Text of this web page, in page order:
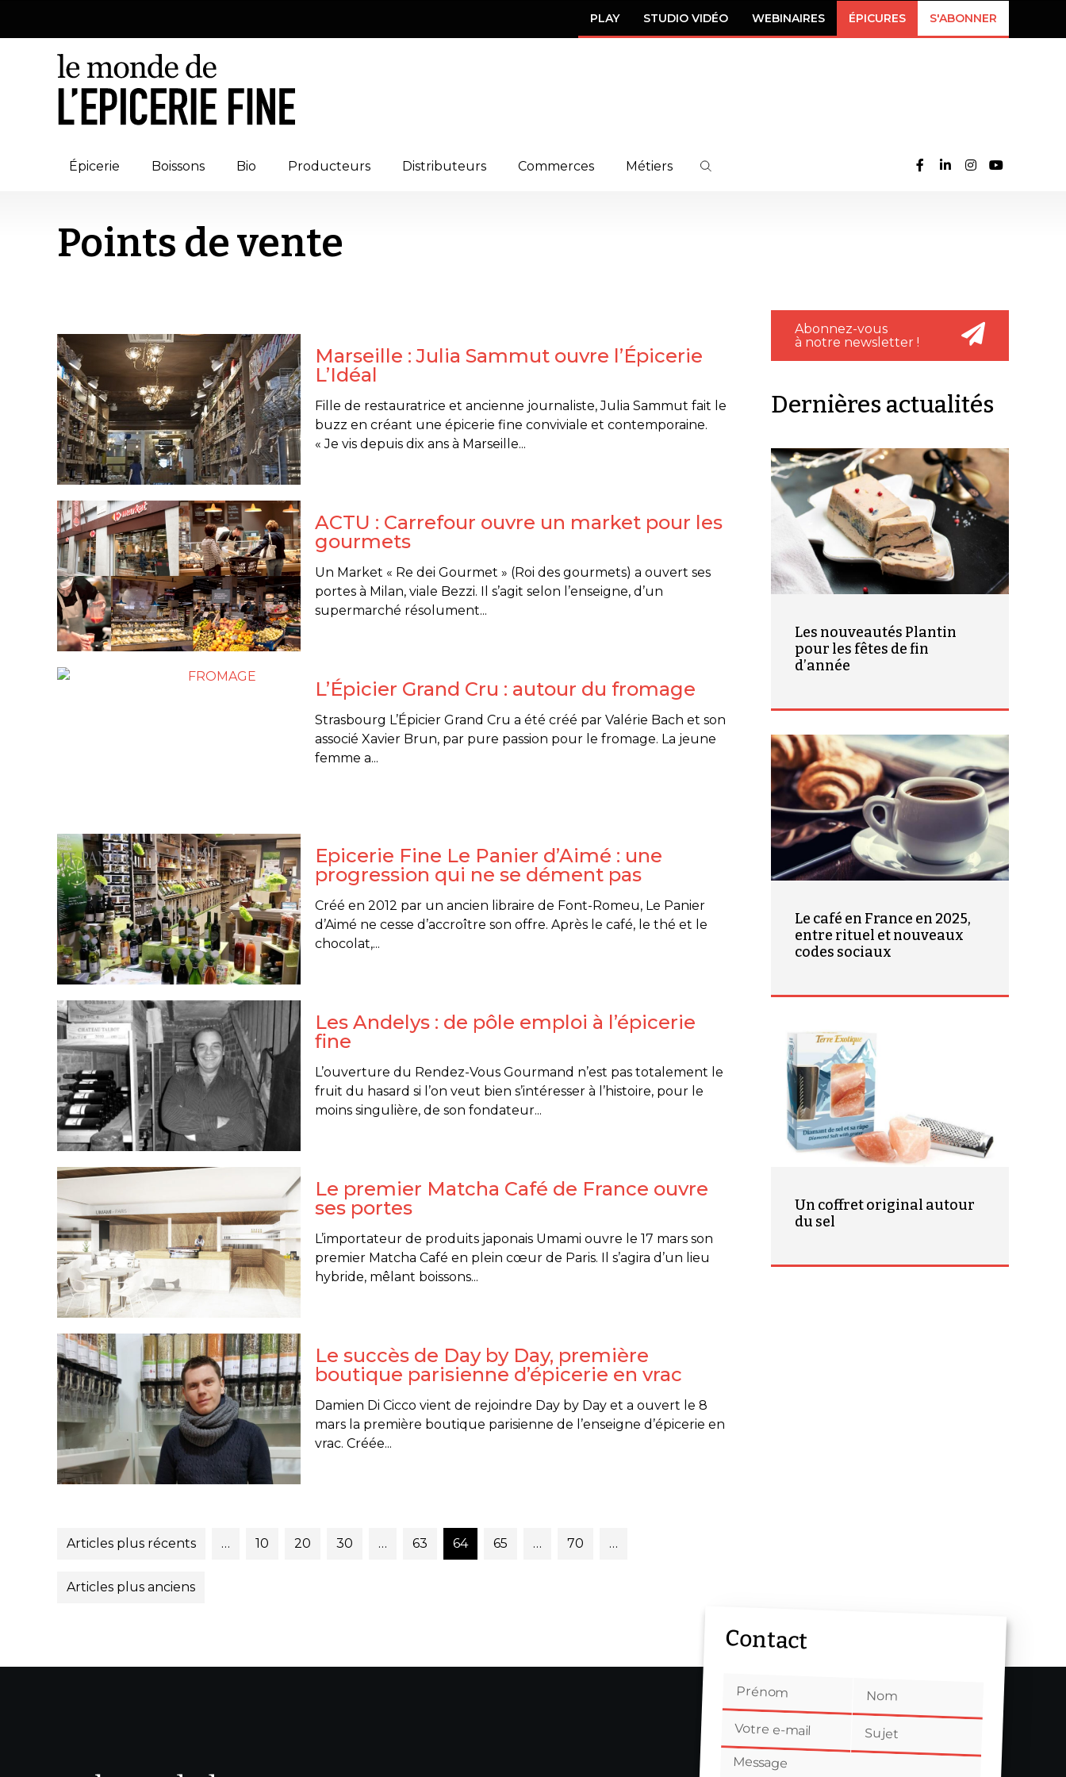
PLAY STUDIO VIDÉO WEBINAIRES ÉPICURES S'ABONNER
Épicerie Boissons Bio Producteurs Distributeurs Commerces Métiers
Points de vente
Marseille : Julia Sammut ouvre l’Épicerie
L’Idéal
Fille de restauratrice et ancienne journaliste, Julia Sammut fait le
buzz en créant une épicerie fine conviviale et contemporaine.
« Je vis depuis dix ans à Marseille...
ACTU : Carrefour ouvre un market pour les
gourmets
Un Market « Re dei Gourmet » (Roi des gourmets) a ouvert ses
portes à Milan, viale Bezzi. Il s’agit selon l’enseigne, d’un
supermarché résolument...
L’Épicier Grand Cru : autour du fromage
Strasbourg L’Épicier Grand Cru a été créé par Valérie Bach et son
associé Xavier Brun, par pure passion pour le fromage. La jeune
femme a...
Epicerie Fine Le Panier d’Aimé : une
progression qui ne se dément pas
Créé en 2012 par un ancien libraire de Font-Romeu, Le Panier
d’Aimé ne cesse d’accroître son offre. Après le café, le thé et le
chocolat,...
Les Andelys : de pôle emploi à l’épicerie
fine
L’ouverture du Rendez-Vous Gourmand n’est pas totalement le
fruit du hasard si l’on veut bien s’intéresser à l’histoire, pour le
moins singulière, de son fondateur...
Le premier Matcha Café de France ouvre
ses portes
L’importateur de produits japonais Umami ouvre le 17 mars son
premier Matcha Café en plein cœur de Paris. Il s’agira d’un lieu
hybride, mêlant boissons...
Le succès de Day by Day, première
boutique parisienne d’épicerie en vrac
Damien Di Cicco vient de rejoindre Day by Day et a ouvert le 8
mars la première boutique parisienne de l’enseigne d’épicerie en
vrac. Créée...
Articles plus récents … 10 20 30 … 63 64 65 … 70 …
Articles plus anciens
Abonnez-vous
à notre newsletter !
Dernières actualités
Les nouveautés Plantin
pour les fêtes de fin
d’année
Le café en France en 2025,
entre rituel et nouveaux
codes sociaux
Un coffret original autour
du sel
Contact